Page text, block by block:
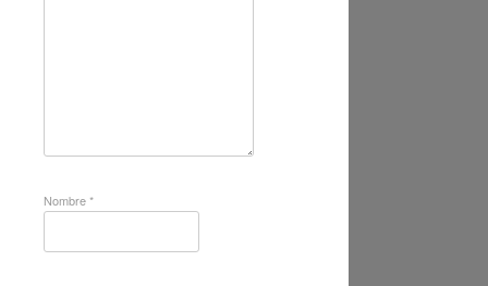
Nombre*